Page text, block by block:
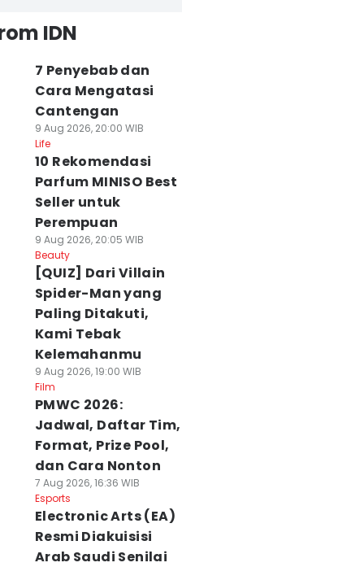
IDN
7 Penyebab dan
Cara Mengatasi
Cantengan
9 Aug 2026, 20:00 WIB
Life
10 Rekomendasi
Parfum MINISO Best
Seller untuk
Perempuan
9 Aug 2026, 20:05 WIB
Beauty
[QUIZ] Dari Villain
Spider-Man yang
Paling Ditakuti,
Kami Tebak
Kelemahanmu
9 Aug 2026, 19:00 WIB
Film
PMWC 2026:
Jadwal, Daftar Tim,
Format, Prize Pool,
dan Cara Nonton
7 Aug 2026, 16:36 WIB
Esports
Electronic Arts (EA)
Resmi Diakuisisi
Arab Saudi Senilai